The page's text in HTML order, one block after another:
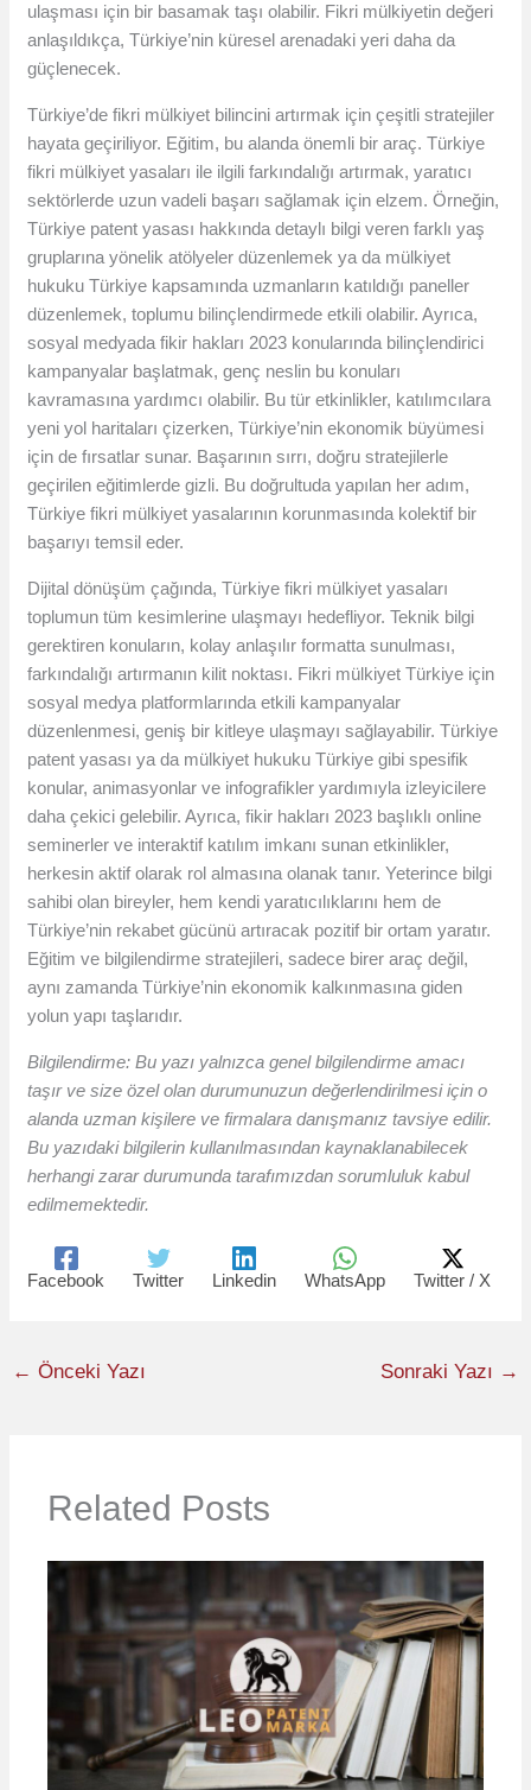
ulaşması için bir basamak taşı olabilir. Fikri mülkiyetin değeri
anlaşıldıkça, Türkiye’nin küresel arenadaki yeri daha da
güçlenecek.
Türkiye’de fikri mülkiyet bilincini artırmak için çeşitli stratejiler
hayata geçiriliyor. Eğitim, bu alanda önemli bir araç. Türkiye
fikri mülkiyet yasaları ile ilgili farkındalığı artırmak, yaratıcı
sektörlerde uzun vadeli başarı sağlamak için elzem. Örneğin,
Türkiye patent yasası hakkında detaylı bilgi veren farklı yaş
gruplarına yönelik atölyeler düzenlemek ya da mülkiyet
hukuku Türkiye kapsamında uzmanların katıldığı paneller
düzenlemek, toplumu bilinçlendirmede etkili olabilir. Ayrıca,
sosyal medyada fikir hakları 2023 konularında bilinçlendirici
kampanyalar başlatmak, genç neslin bu konuları
kavramasına yardımcı olabilir. Bu tür etkinlikler, katılımcılara
yeni yol haritaları çizerken, Türkiye’nin ekonomik büyümesi
için de fırsatlar sunar. Başarının sırrı, doğru stratejilerle
geçirilen eğitimlerde gizli. Bu doğrultuda yapılan her adım,
Türkiye fikri mülkiyet yasalarının korunmasında kolektif bir
başarıyı temsil eder.
Dijital dönüşüm çağında, Türkiye fikri mülkiyet yasaları
toplumun tüm kesimlerine ulaşmayı hedefliyor. Teknik bilgi
gerektiren konuların, kolay anlaşılır formatta sunulması,
farkındalığı artırmanın kilit noktası. Fikri mülkiyet Türkiye için
sosyal medya platformlarında etkili kampanyalar
düzenlenmesi, geniş bir kitleye ulaşmayı sağlayabilir. Türkiye
patent yasası ya da mülkiyet hukuku Türkiye gibi spesifik
konular, animasyonlar ve infografikler yardımıyla izleyicilere
daha çekici gelebilir. Ayrıca, fikir hakları 2023 başlıklı online
seminerler ve interaktif katılım imkanı sunan etkinlikler,
herkesin aktif olarak rol almasına olanak tanır. Yeterince bilgi
sahibi olan bireyler, hem kendi yaratıcılıklarını hem de
Türkiye’nin rekabet gücünü artıracak pozitif bir ortam yaratır.
Eğitim ve bilgilendirme stratejileri, sadece birer araç değil,
aynı zamanda Türkiye’nin ekonomik kalkınmasına giden
yolun yapı taşlarıdır.
Bilgilendirme: Bu yazı yalnızca genel bilgilendirme amacı
taşır ve size özel olan durumunuzun değerlendirilmesi için o
alanda uzman kişilere ve firmalara danışmanız tavsiye edilir.
Bu yazıdaki bilgilerin kullanılmasından kaynaklanabilecek
herhangi zarar durumunda tarafımızdan sorumluluk kabul
edilmemektedir.
Facebook Twitter Linkedin WhatsApp Twitter / X
← Önceki Yazı Sonraki Yazı →
Related Posts